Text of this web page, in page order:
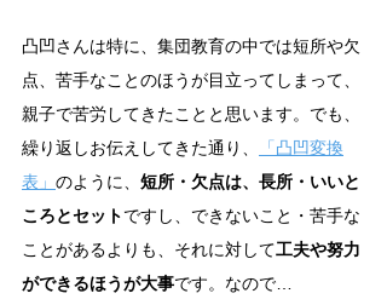
凸凹さんは特に、集団教育の中では短所や欠
点、苦手なことのほうが目立ってしまって、
親子で苦労してきたことと思います。でも、
繰り返しお伝えしてきた通り、
「凸凹変換
表」 のように、 短所・欠点は、長所・いいと
ころとセットですし、できないこと・苦手な
ことがあるよりも、それに対して工夫や努力
ができるほうが大事です。なので…